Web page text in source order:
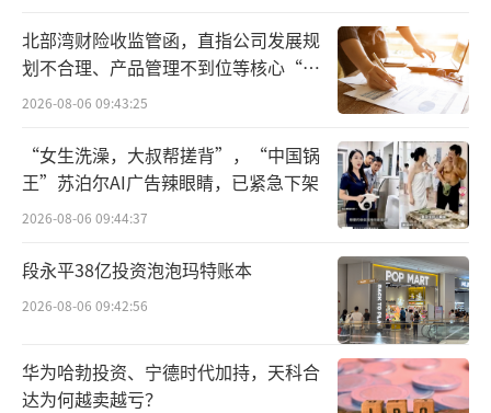
李诞直播间的人气也水涨船高。脱口秀演员呼
兰和徐志胜来到李诞直播间，三人一边聊天一
边卖货，顺势把直播间推上了小红书买手榜，
几万人在线同时观看，笑声不亚于一场综艺。
「两档脱口秀听说都很精彩，我就不一起
精彩了，我直播也很精彩。」李诞这么说。
隔岸观火的李诞，与脱口秀渐行渐远，他
早就意识到脱口秀行业真正做成了，他们这一
拨就是炮灰。问题在于，对于脱口秀行业，他
还保留着曾经的期待吗？
北部湾财险收监管函，直指公司发展规
划不合理、产品管理不到位等核心“痛
点”
2026-08-06 09:43:25
“女生洗澡，大叔帮搓背”，“中国锅
王”苏泊尔AI广告辣眼睛，已紧急下架
2026-08-06 09:44:37
段永平38亿投资泡泡玛特账本
2026-08-06 09:42:56
华为哈勃投资、宁德时代加持，天科合
达为何越卖越亏？